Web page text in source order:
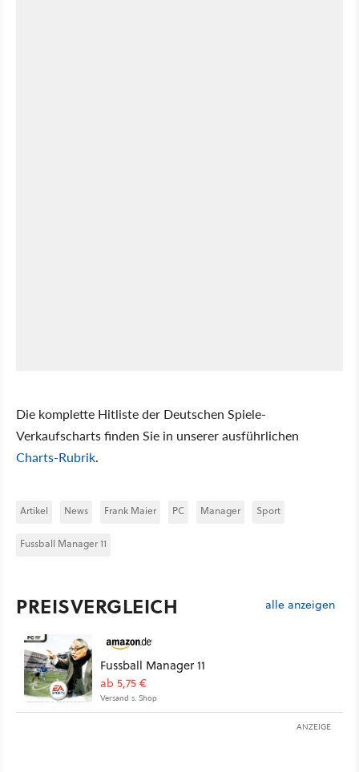
Die komplette Hitliste der Deutschen Spiele-
Verkaufscharts finden Sie in unserer ausführlichen
Charts-Rubrik.
Artikel News Frank Maier PC Manager Sport
Fussball Manager 11
PREISVERGLEICH alle anzeigen
Fussball Manager 11
ab 5,75 €
Versand s. Shop
ANZEIGE